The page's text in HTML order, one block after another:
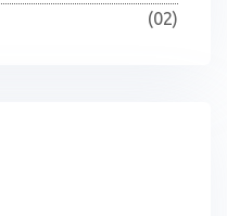
(02)